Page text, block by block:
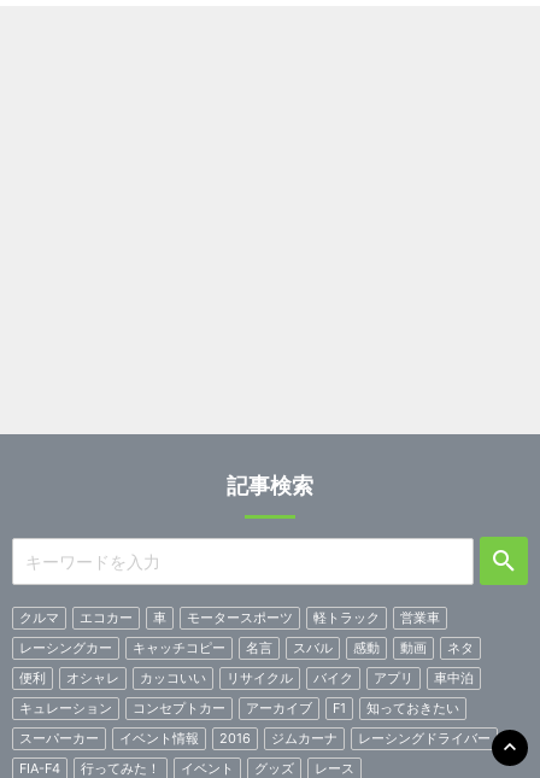
記事検索
クルマ エコカー 車 モータースポーツ 軽トラック
営業車
レーシングカー
キャッチコピー 名言 スバル 感動 動画
ネタ
便利
オシャレ カッコいい リサイクル バイク アプリ
車中泊
キュレーション
コンセプトカー アーカイブ F1
知っておきたい
スーパーカー
イベント情報 2016 ジムカーナ
レーシングドライバー
FIA-F4
行ってみた！ イベント グッズ レース